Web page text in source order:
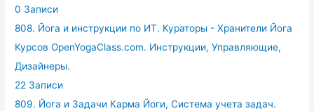
0 Записи
808. Йога и инструкции по ИТ. Кураторы - Хранители Йога
Курсов OpenYogaClass.com. Инструкции, Управляющие,
Дизайнеры.
22 Записи
809. Йога и Задачи Карма Йоги, Система учета задач.